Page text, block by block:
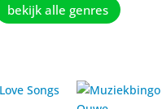
bekijk alle genres